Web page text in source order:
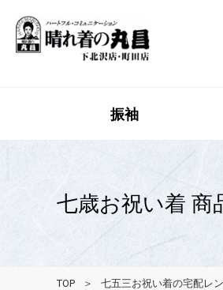
振袖
七歳お祝い着 商
TOP 七五三お祝い着の宅配レ